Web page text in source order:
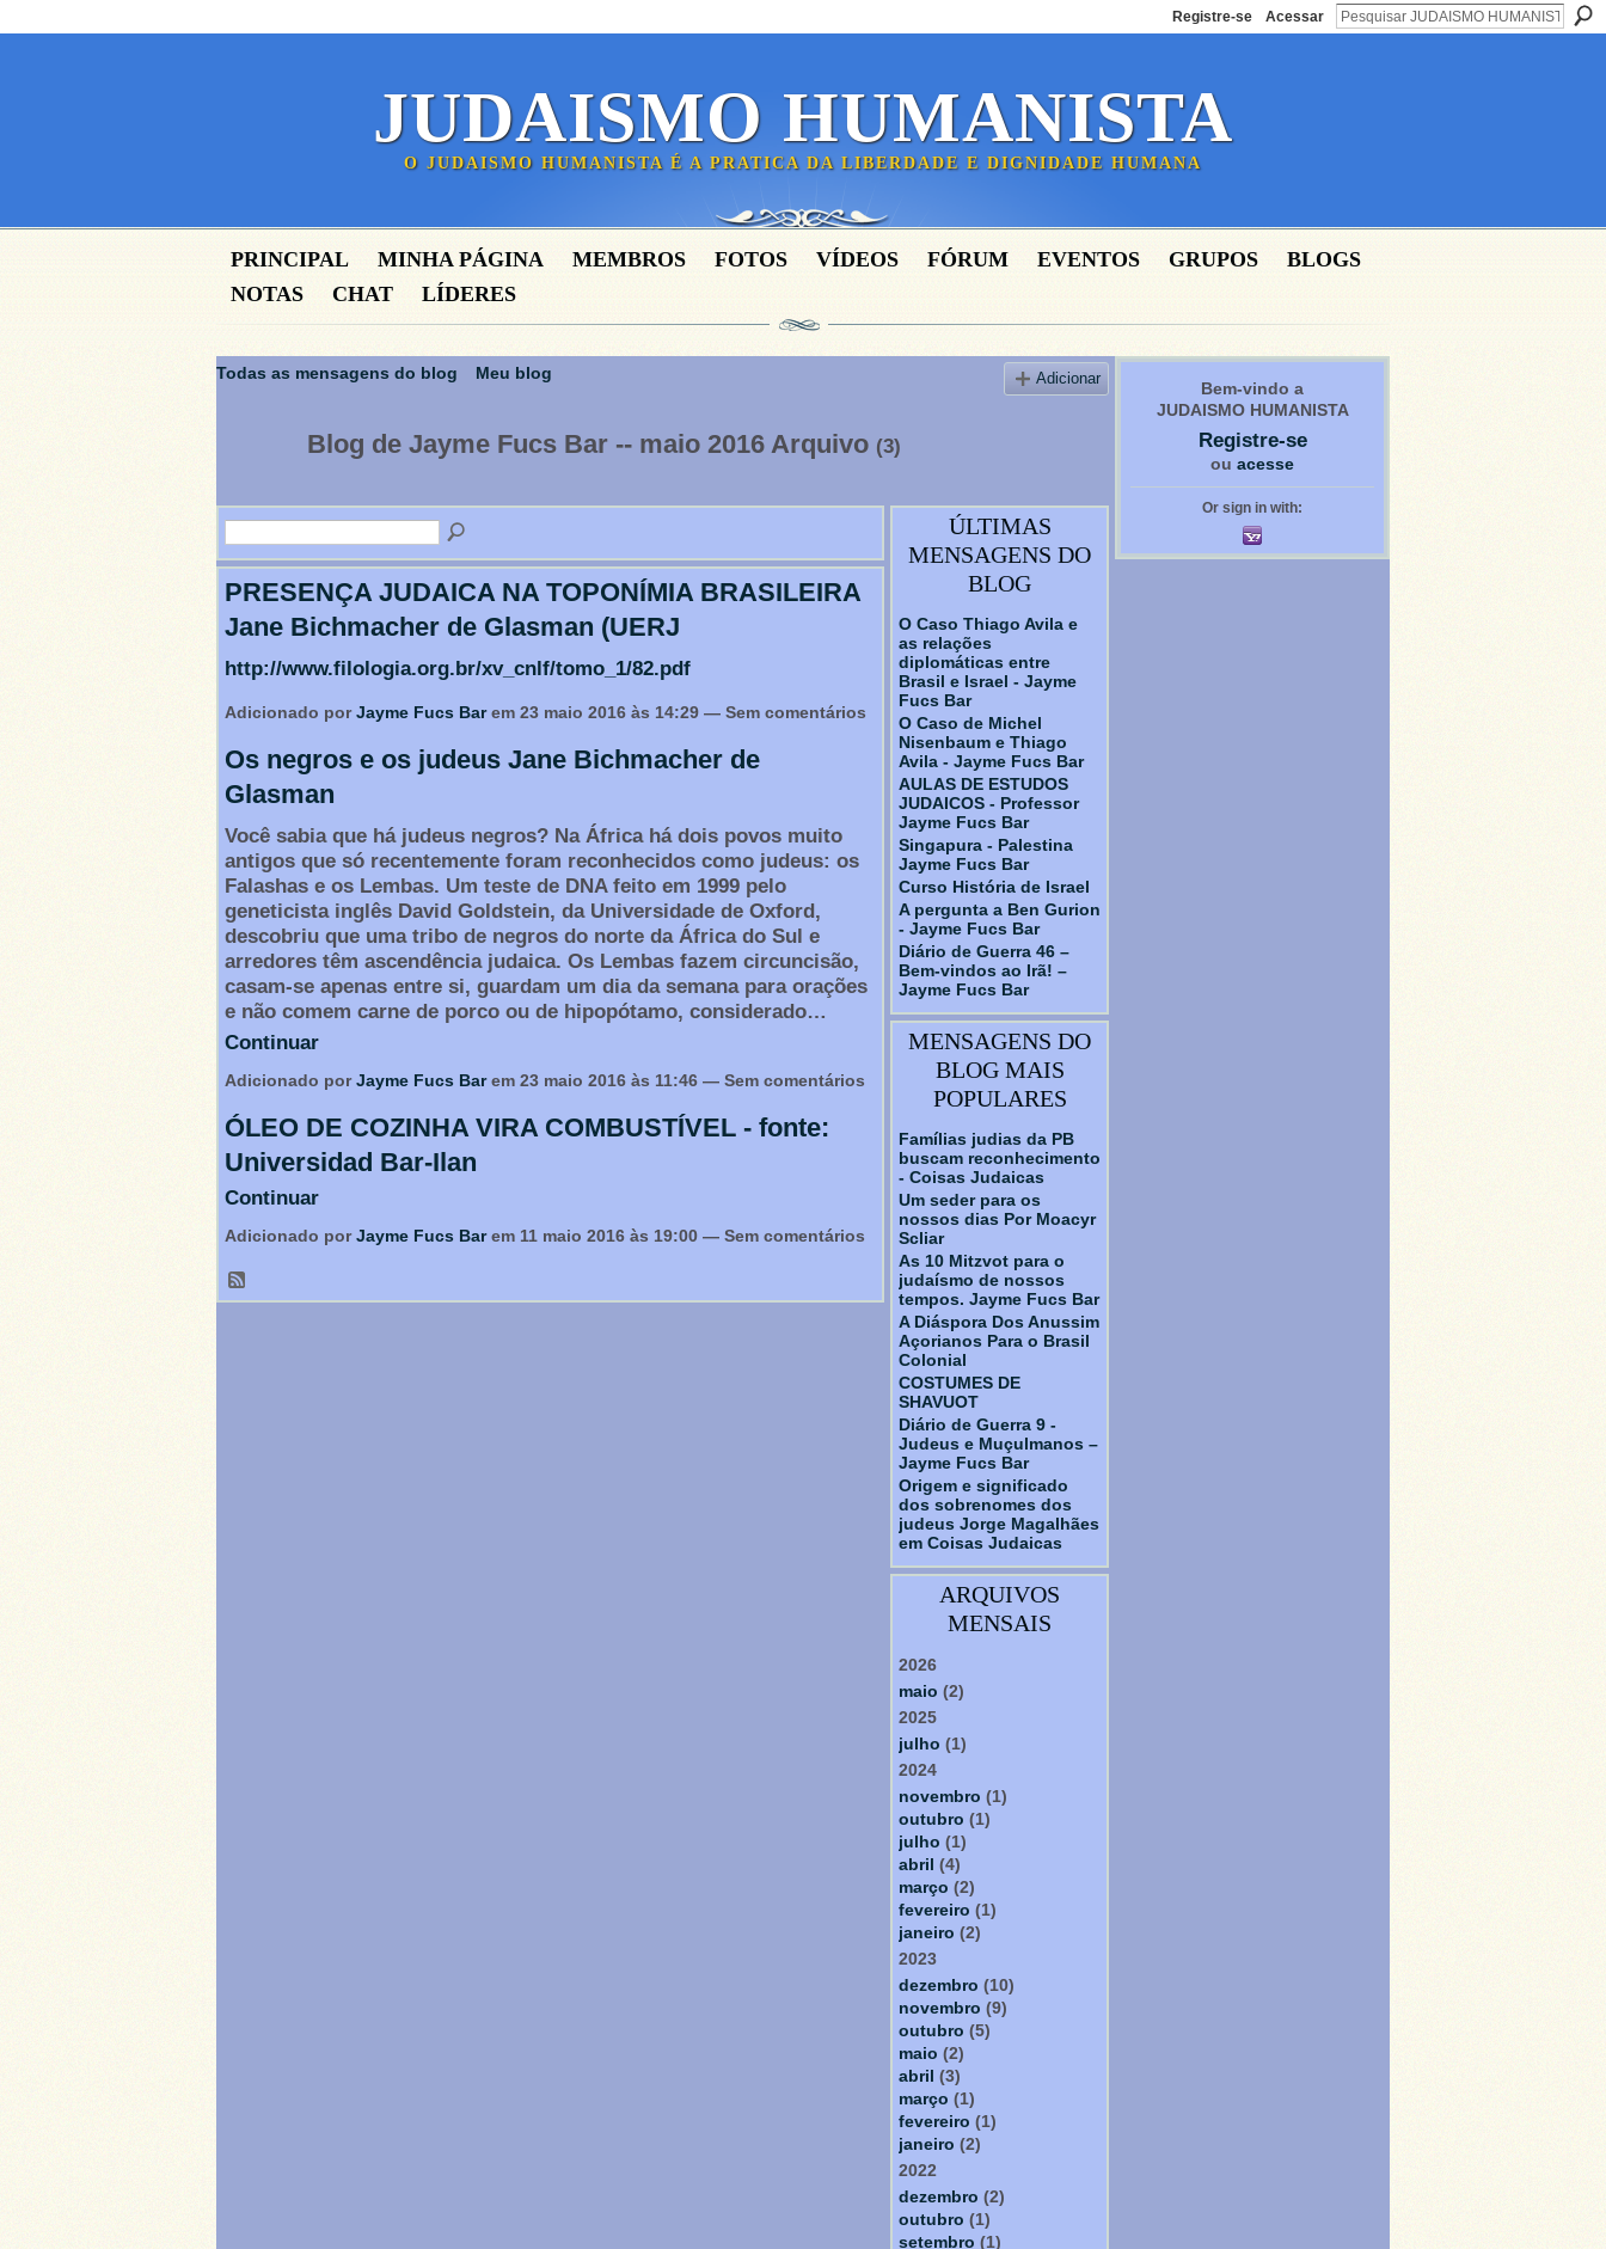
Registre-se Acessar
JUDAISMO HUMANISTA
O JUDAISMO HUMANISTA É A PRATICA DA LIBERDADE E DIGNIDADE HUMANA
PRINCIPAL MINHA PÁGINA MEMBROS FOTOS VÍDEOS FÓRUM EVENTOS GRUPOS
BLOGS
NOTAS
CHAT LÍDERES
Todas as mensagens do blog Meu blog Adicionar
Blog de Jayme Fucs Bar -- maio 2016 Arquivo (3)
PRESENÇA JUDAICA NA TOPONÍMIA BRASILEIRA
Jane Bichmacher de Glasman (UERJ
http://www.filologia.org.br/xv_cnlf/tomo_1/82.pdf
Adicionado porJayme Fucs Barem 23 maio 2016 às 14:29 — Sem comentários
Os negros e os judeus Jane Bichmacher de
Glasman
Você sabia que há judeus negros? Na África há dois povos muito
antigos que só recentemente foram reconhecidos como judeus: os
Falashas e os Lembas. Um teste de DNA feito em 1999 pelo
geneticista inglês David Goldstein, da Universidade de Oxford,
descobriu que uma tribo de negros do norte da África do Sul e
arredores têm ascendência judaica. Os Lembas fazem circuncisão,
casam-se apenas entre si, guardam um dia da semana para orações
e não comem carne de porco ou de hipopótamo, considerado…
Continuar
Adicionado porJayme Fucs Barem 23 maio 2016 às 11:46 — Sem comentários
ÓLEO DE COZINHA VIRA COMBUSTÍVEL - fonte:
Universidad Bar-Ilan
Continuar
Adicionado porJayme Fucs Barem 11 maio 2016 às 19:00 — Sem comentários
ÚLTIMAS
MENSAGENS DO
BLOG
O Caso Thiago Avila e
as relações
diplomáticas entre
Brasil e Israel - Jayme
Fucs Bar
O Caso de Michel
Nisenbaum e Thiago
Avila - Jayme Fucs Bar
AULAS DE ESTUDOS
JUDAICOS - Professor
Jayme Fucs Bar
Singapura - Palestina
Jayme Fucs Bar
Curso História de Israel
A pergunta a Ben Gurion
- Jayme Fucs Bar
Diário de Guerra 46 –
Bem-vindos ao Irã! –
Jayme Fucs Bar
MENSAGENS DO
BLOG MAIS
POPULARES
Famílias judias da PB
buscam reconhecimento
- Coisas Judaicas
Um seder para os
nossos dias Por Moacyr
Scliar
As 10 Mitzvot para o
judaísmo de nossos
tempos. Jayme Fucs Bar
A Diáspora Dos Anussim
Açorianos Para o Brasil
Colonial
COSTUMES DE
SHAVUOT
Diário de Guerra 9 -
Judeus e Muçulmanos –
Jayme Fucs Bar
Origem e significado
dos sobrenomes dos
judeus Jorge Magalhães
em Coisas Judaicas
ARQUIVOS
MENSAIS
2026
maio (2)
2025
julho (1)
2024
novembro (1)
outubro (1)
julho (1)
abril (4)
março (2)
fevereiro (1)
janeiro (2)
2023
dezembro (10)
novembro (9)
outubro (5)
maio (2)
abril (3)
março (1)
fevereiro (1)
janeiro (2)
2022
dezembro (2)
outubro (1)
setembro (1)
Bem-vindo a
JUDAISMO HUMANISTA
Registre-se
ou acesse
Or sign in with: